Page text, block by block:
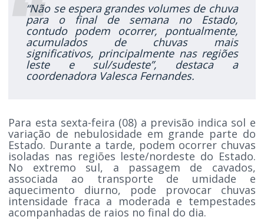
“Não se espera grandes volumes de chuva
para o final de semana no Estado,
contudo podem ocorrer, pontualmente,
acumulados de chuvas mais
significativos, principalmente nas regiões
leste e sul/sudeste”, destaca a
coordenadora Valesca Fernandes.
Para esta sexta-feira (08) a previsão indica sol e
variação de nebulosidade em grande parte do
Estado. Durante a tarde, podem ocorrer chuvas
isoladas nas regiões leste/nordeste do Estado.
No extremo sul, a passagem de cavados,
associada ao transporte de umidade e
aquecimento diurno, pode provocar chuvas
intensidade fraca a moderada e tempestades
acompanhadas de raios no final do dia.